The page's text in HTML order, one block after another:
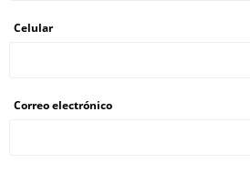
Celular
Correo electrónico